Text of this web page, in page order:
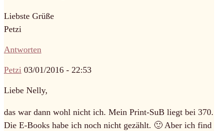
Liebste Grüße
Petzi
Antworten
Petzi 03/01/2016 - 22:53
Liebe Nelly,
das war dann wohl nicht ich. Mein Print-SuB liegt bei 370.
Die E-Books habe ich noch nicht gezählt. 🙂 Aber ich find